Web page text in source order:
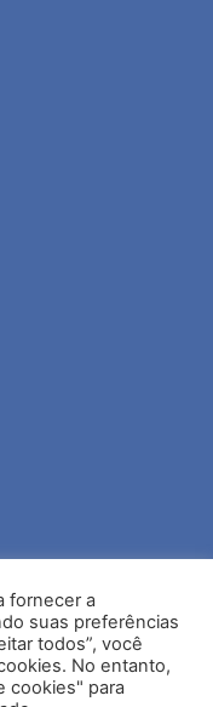
fornecer a
suas preferências
todos”, você
No entanto,
cookies" para